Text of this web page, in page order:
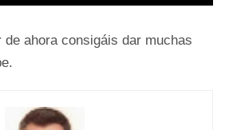
de ahora consigáis dar muchas